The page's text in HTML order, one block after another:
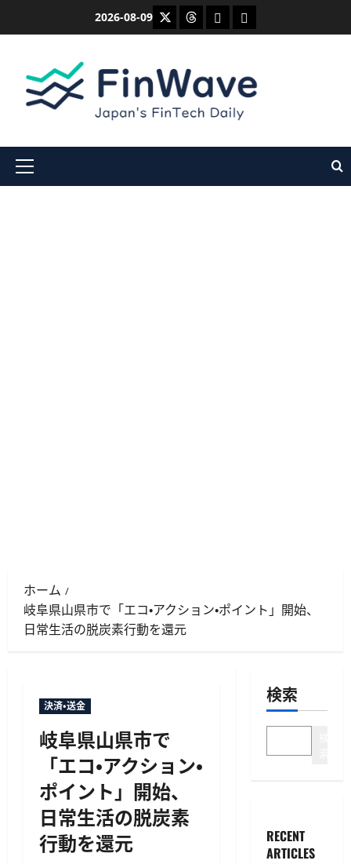
2026-08-09 X ThreadsBlueskyMastodon
メ
ホーム
岐阜県山県市で「エコ・アクション・ポイント」開始、
日常生活の脱炭素行動を還元
決済・送金
岐阜県山県市で
「エコ・アクション・
ポイント」開始、
日常生活の脱炭素
行動を還元
検索
RECENT
ARTICLES